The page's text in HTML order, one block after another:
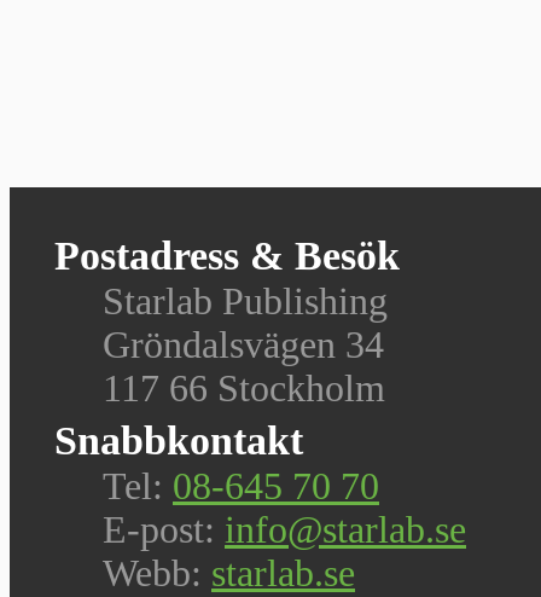
Postadress & Besök
Starlab Publishing
Gröndalsvägen 34
117 66 Stockholm
Snabbkontakt
Tel: 08-645 70 70
E-post: info@starlab.se
Webb: starlab.se